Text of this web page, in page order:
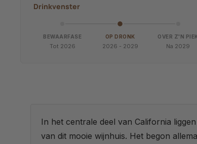
Drinkvenster
BEWAARFASE
Tot 2026
OP DRONK
2026 - 2029
OVER Z'N PIEK
Na 2029
In het centrale deel van California
van dit mooie wijnhuis. Het begon